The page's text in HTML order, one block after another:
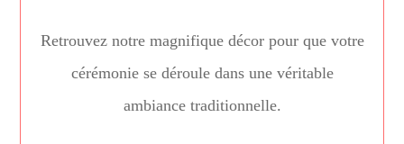
Retrouvez notre magnifique décor pour que votre
cérémonie se déroule dans une véritable
ambiance traditionnelle.